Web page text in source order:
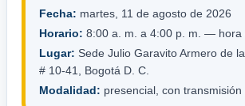
Fecha: martes, 11 de agosto de 2026
Horario: 8:00 a. m. a 4:00 p. m. — hora
Lugar: Sede Julio Garavito Armero de
# 10-41, Bogotá D. C.
Modalidad: presencial, con transmisión